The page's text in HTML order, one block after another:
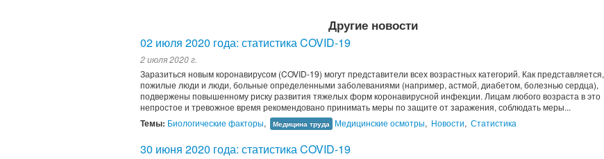
Другие новости
02 июля 2020 года: статистика COVID-19
2 июля 2020 г.
Заразиться новым коронавирусом (COVID-19) могут представители всех возрастных категорий. Как представляется,
пожилые люди и люди, больные определенными заболеваниями (например, астмой, диабетом, болезнью сердца),
подвержены повышенному риску развития тяжелых форм коронавирусной инфекции. Лицам любого возраста в это
непростое и тревожное время рекомендовано принимать меры по защите от заражения, соблюдать меры...
Темы: Биологические факторы, Медицина труда Медицинские осмотры, Новости, Статистика
30 июня 2020 года: статистика COVID-19